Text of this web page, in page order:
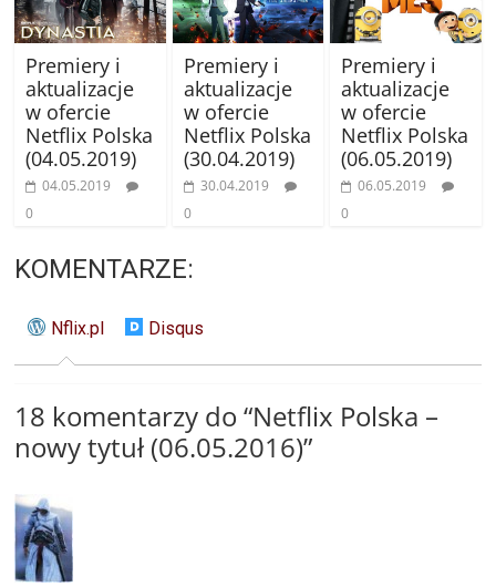
Premiery i
aktualizacje
w ofercie
Netflix Polska
(04.05.2019)
04.05.2019
0
Premiery i
aktualizacje
w ofercie
Netflix Polska
(30.04.2019)
30.04.2019
0
Premiery i
aktualizacje
w ofercie
Netflix Polska
(06.05.2019)
06.05.2019
0
KOMENTARZE:
Nflix.pl Disqus
18 komentarzy do “Netflix Polska –
nowy tytuł (06.05.2016)”